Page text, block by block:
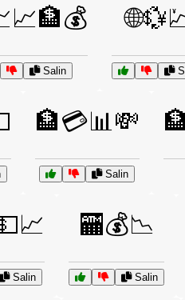
Salin
🏦💳📊💸
Salin
Salin
🏧💰📉
Salin